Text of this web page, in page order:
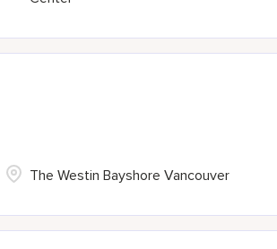
The Westin Bayshore Vancouver